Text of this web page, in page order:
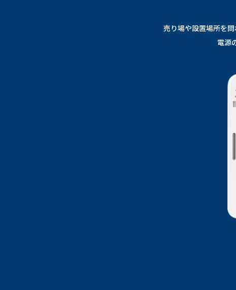
売り場や設置場所を
電源